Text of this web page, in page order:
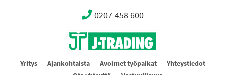
0207 458 600
Oy J-Trading Ab
Yritys Ajankohtaista Avoimet työpaikat
Yhteystiedot